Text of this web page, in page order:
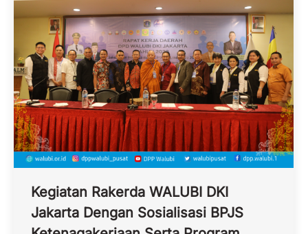
Kegiatan Rakerda WALUBI DKI
Jakarta Dengan Sosialisasi BPJS